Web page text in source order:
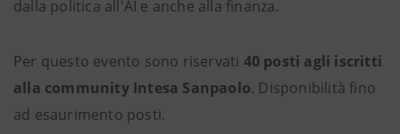
dalla politica all'AI e anche alla finanza.
Per questo evento sono riservati 40 posti agli iscritti
alla community Intesa Sanpaolo. Disponibilità fino
ad esaurimento posti.